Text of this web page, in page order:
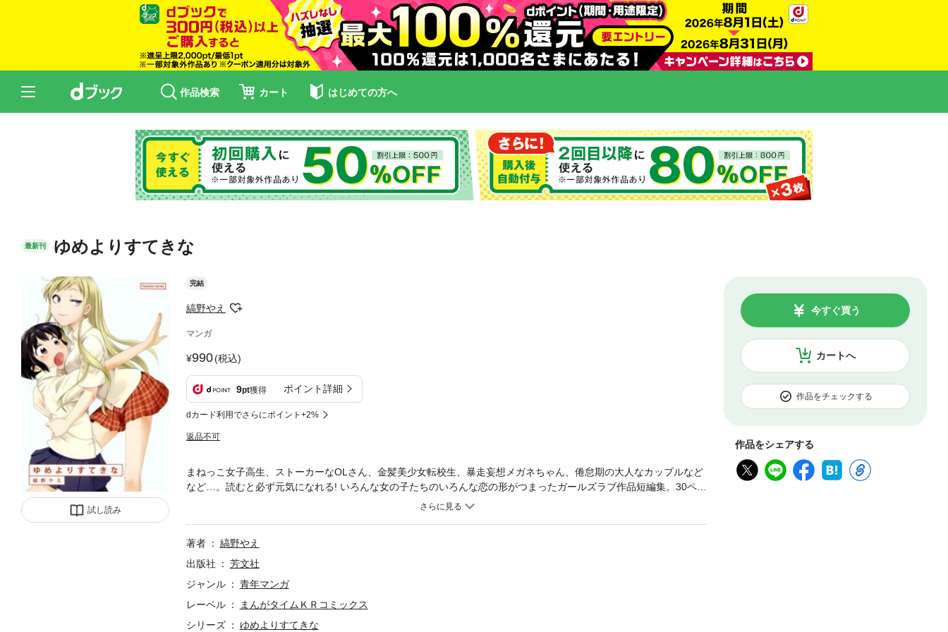
作品検索 カート はじめての方へ
最新刊 ゆめよりすてきな
試し読み
完結
縞野やえ
マンガ
990(税込)
9pt獲得 ポイント詳細
dカード利用でさらにポイント+2%
返品不可
カートへ
今すぐ買う
作品をチェックする
作品をシェアする
まねっこ女子高生、ストーカーなOLさん、金髪美少女転校生、暴走妄想メガネちゃん、倦怠期の大人なカップルなど
など…。読むと必ず元気になれる! いろんな女の子たちのいろんな恋の形がつまったガールズラブ作品短編集。30ペー
著者
縞野やえ
出版社
芳文社
ジャンル
青年マンガ
レーベル
まんがタイムＫＲコミックス
シリーズ
ゆめよりすてきな